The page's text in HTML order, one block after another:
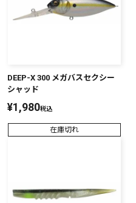
この内容で検索する
DEEP-X 300 メガバスセクシー
シャッド
¥1,980税込
在庫切れ